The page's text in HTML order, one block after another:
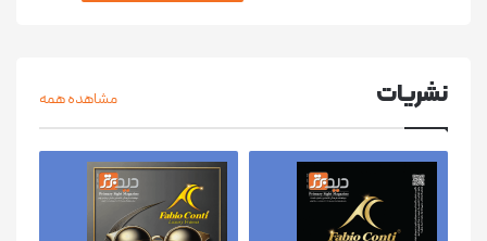
نشریات مشاهده همه